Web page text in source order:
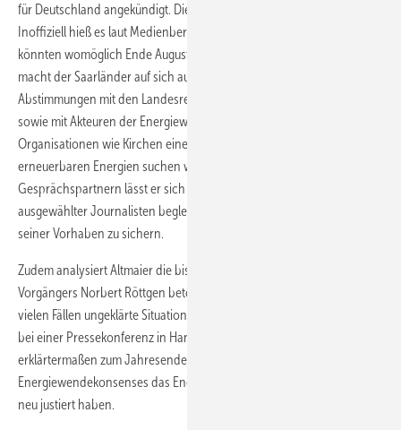
für Deutschland angekündigt. Dieses steht allerdings noch aus.
Inoffiziell hieß es laut Medienberichten zuletzt, die zehn Punkte
könnten womöglich Ende August veröffentlicht werden. Derweil
macht der Saarländer auf sich aufmerksam, weil er in zahlreichen
Abstimmungen mit den Landesregierungen, mit Ministerkollegen
sowie mit Akteuren der Energiewende und mit gesellschaftlichen
Organisationen wie Kirchen einen Konsens beim weiteren Ausbau der
erneuerbaren Energien suchen will. Auf seinen Reisen zu den
Gesprächspartnern lässt er sich regelmäßig von Gruppen
ausgewählter Journalisten begleiten, um sich mediale Unterstützung
seiner Vorhaben zu sichern.
Zudem analysiert Altmaier die bisherige Energiewende seines
Vorgängers Norbert Röttgen betont selbstkritisch: Er habe eine "in
vielen Fällen ungeklärte Situation vorgefunden", sagte er im Juli etwa
bei einer Pressekonferenz in Hannover. In "Eckpunkten" will er
erklärtermaßen zum Jahresende als Ergebnis seines dann ermittelten
Energiewendekonsenses das Energiekonzept der Bundesregierung
neu justiert haben.